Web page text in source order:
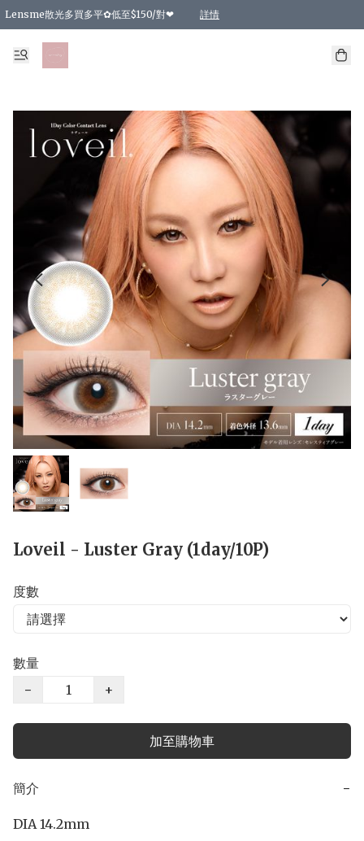
Lensme散光多買多平✿低至$150/對❤ 詳情
台灣Karacon⁩✧日拋 特價清貨❁⃘
日本韓國多款日/月拋現貨☼ 特價❤︎數量有限 售完即止
🇰🇷韓國多款月拋現貨 特價兩對$99✿數量有限 售完即止♫
精選商品，任選買2件或以上9 折；買4件或以上85 折；買6件或以上8 折
精選商品，任選買2件HKD 140.00；買4件HKD 260.00
精選商品，任選買2件HKD 190.00；買4件HKD 360.00
精選商品，任選買2件HKD 110.00；買4件HKD 180.00
精選商品，任選買2件HKD 170.00；買4件HKD 320.00
精選商品，任選買2件或以上減HKD 148.00
精選商品，任選買2件或以上減HKD 148.00
精選商品，任選買2件或以上95 折；買4件或以上9 折；買6件或以上85 折；買8件
精選商品，任選買12件或以上87 折
精選商品，任選買2件或以上減HKD 16.00；買4件或以上減HKD 32.00；買6
精選商品，任選買2件或以上95 折；買4件或以上9 折；買8件或以上85 折；買12
購物滿 HKD 800.00即享免運費優惠！（適用於 特定的送貨方式 )
Loveil - Luster Gray (1day/10P)
度數
數量
−
+
加至購物車
簡介 −
DIA 14.2mm